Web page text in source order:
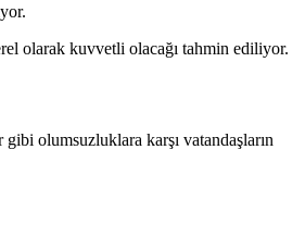
olarak kuvvetli olacağı tahmin ediliyor.
gibi olumsuzluklara karşı vatandaşların